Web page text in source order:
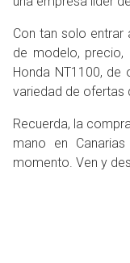
Con tan solo entrar
de modelo,
Honda NT1100,
variedad de ofertas
Recuerda, la
mano en
momento. Ven y